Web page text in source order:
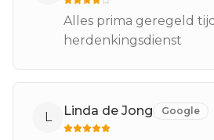
Alles prima geregeld
herdenkingsdienst
L Linda de Jong Google